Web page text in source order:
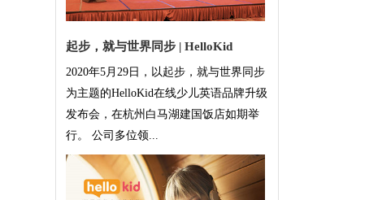
起步，就与世界同步 | HelloKid
2020年5月29日，以起步，就与世界同步
为主题的HelloKid在线少儿英语品牌升级
发布会，在杭州白马湖建国饭店如期举
行。 公司多位领...